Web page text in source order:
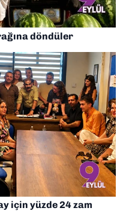
döndüler
için yüzde 24 zam